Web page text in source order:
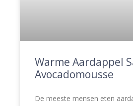
Warme Aardappel
Avocadomousse
De meeste mensen eten